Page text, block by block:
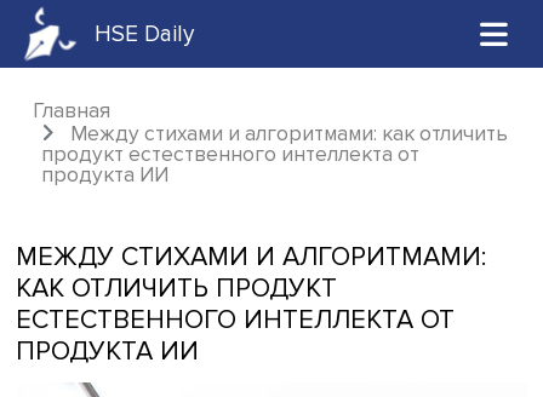
HSE Daily
Главная
Между стихами и алгоритмами: как
продукт естественного интеллекта от
МЕЖДУ СТИХАМИ И
КАК ОТЛИЧИТЬ ПРОДУКТ
ЕСТЕСТВЕННОГО ИНТЕЛЛЕКТА ОТ